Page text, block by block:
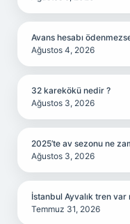
Avans hesabı
Ağustos 4, 2026
32 karekökü nedir ?
Ağustos 3, 2026
2025’te av sezonu ne
Ağustos 3, 2026
İstanbul Ayvalık tren var
Temmuz 31, 2026